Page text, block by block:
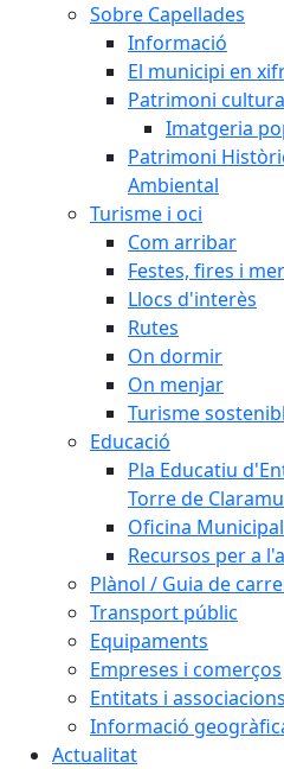
Sobre Capellades
Informació
El municipi en
Patrimoni
Imatgeria
Patrimoni
Ambiental
Turisme i oci
Com arribar
Festes, fires i
Llocs d'interès
Rutes
On dormir
On menjar
Turisme
Educació
Pla Educatiu
Torre de
Oficina
Recursos per a
Plànol / Guia de
Transport públic
Equipaments
Empreses i comerços
Entitats i associacions
Informació
Actualitat